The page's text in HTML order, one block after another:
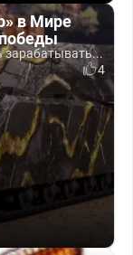
в Мире
победы
зарабатывать...
4